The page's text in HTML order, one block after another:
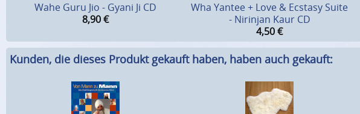
Wahe Guru Jio - Gyani Ji CD
8,90€
Wha Yantee + Love & Ecstasy Suite
- Nirinjan Kaur CD
4,50€
Kunden, die dieses Produkt gekauft haben, haben auch gekauft: